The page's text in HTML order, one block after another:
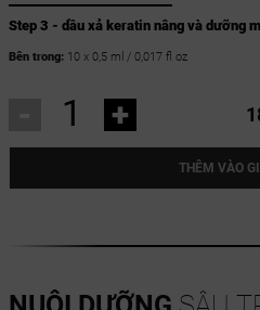
Step 3 - dầu xả keratin nâng và dưỡng
Bên trong: 10 x 0,5 ml / 0,017 fl oz
+
THÊM VÀO